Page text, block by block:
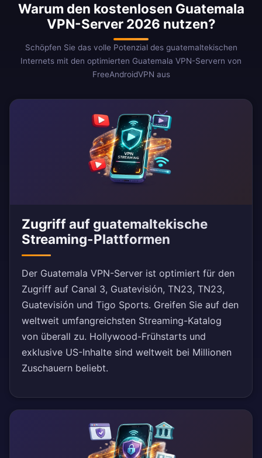
Warum den kostenlosen Guatemala
VPN-Server 2026 nutzen?
Schöpfen Sie das volle Potenzial des guatemaltekischen
Internets mit den optimierten Guatemala VPN-Servern von
FreeAndroidVPN aus
Zugriff auf guatemaltekische
Streaming-Plattformen
Der Guatemala VPN-Server ist optimiert für den
Zugriff auf Canal 3, Guatevisión, TN23, TN23,
Guatevisión und Tigo Sports. Greifen Sie auf den
weltweit umfangreichsten Streaming-Katalog
von überall zu. Hollywood-Frühstarts und
exklusive US-Inhalte sind weltweit bei Millionen
Zuschauern beliebt.